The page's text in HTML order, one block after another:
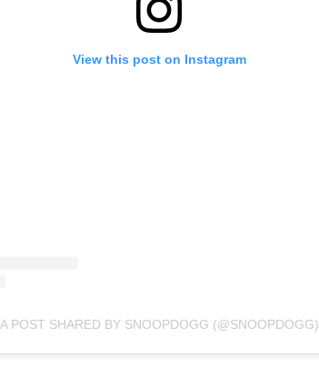
View this post on Instagram
A POST SHARED BY SNOOPDOGG (@SNOOPDOGG)